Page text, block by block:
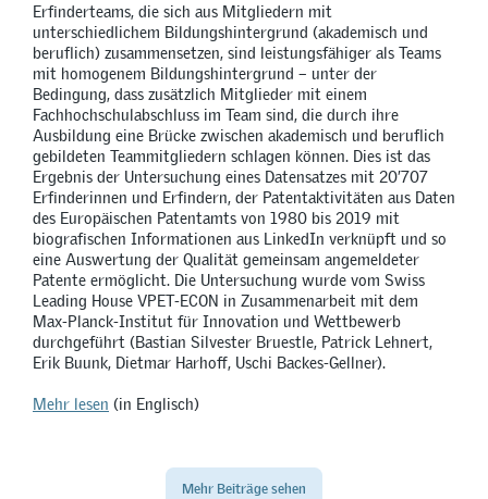
Erfinderteams, die sich aus Mitgliedern mit
unterschiedlichem Bildungshintergrund (akademisch und
beruflich) zusammensetzen, sind leistungsfähiger als Teams
mit homogenem Bildungshintergrund – unter der
Bedingung, dass zusätzlich Mitglieder mit einem
Fachhochschulabschluss im Team sind, die durch ihre
Ausbildung eine Brücke zwischen akademisch und beruflich
gebildeten Teammitgliedern schlagen können. Dies ist das
Ergebnis der Untersuchung eines Datensatzes mit 20’707
Erfinderinnen und Erfindern, der Patentaktivitäten aus Daten
des Europäischen Patentamts von 1980 bis 2019 mit
biografischen Informationen aus LinkedIn verknüpft und so
eine Auswertung der Qualität gemeinsam angemeldeter
Patente ermöglicht. Die Untersuchung wurde vom Swiss
Leading House VPET-ECON in Zusammenarbeit mit dem
Max-Planck-Institut für Innovation und Wettbewerb
durchgeführt (Bastian Silvester Bruestle, Patrick Lehnert,
Erik Buunk, Dietmar Harhoff, Uschi Backes-Gellner).
Mehr lesen (in Englisch)
Mehr Beiträge sehen